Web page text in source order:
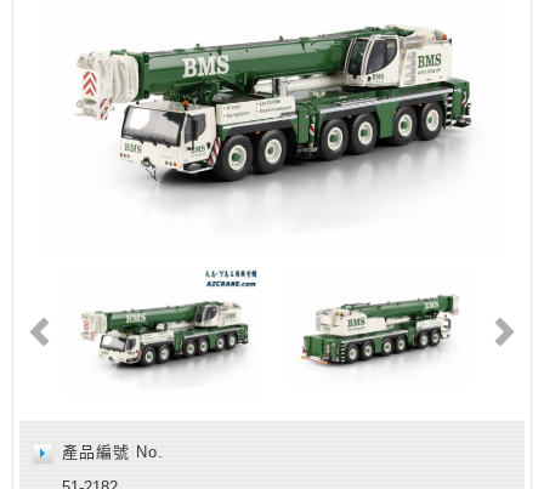
產品編號 No.